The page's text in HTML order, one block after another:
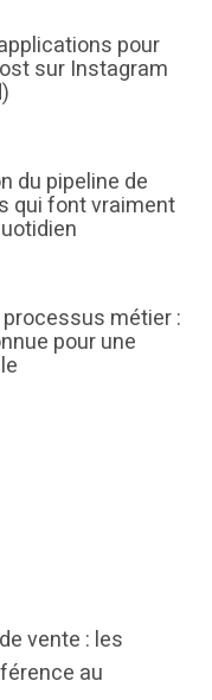
pour
sur Instagram
du pipeline de
qui font vraiment
métier :
pour une
vente : les
au